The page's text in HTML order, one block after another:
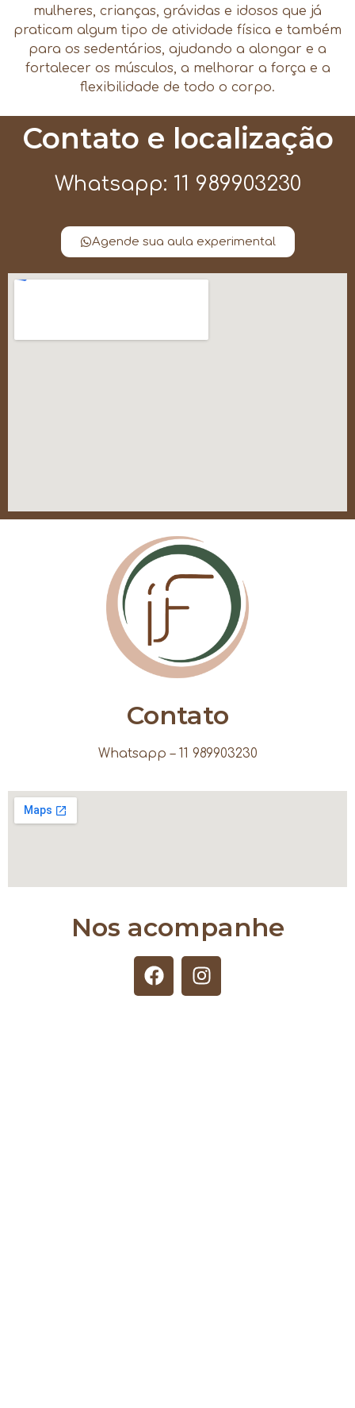
mulheres, crianças, grávidas e idosos que já
praticam algum tipo de atividade física e também
para os sedentários, ajudando a alongar e a
fortalecer os músculos, a melhorar a força e a
flexibilidade de todo o corpo.
Contato e localização
Whatsapp: 11 989903230
Agende sua aula experimental
Contato
Whatsapp – 11 989903230
Nos acompanhe